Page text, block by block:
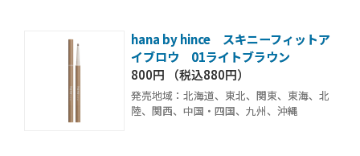
hana by hince スキニーフィットア
イブロウ 01ライトブラウン
800円 （税込880円）
発売地域：北海道、東北、関東、東海、北
陸、関西、中国・四国、九州、沖縄